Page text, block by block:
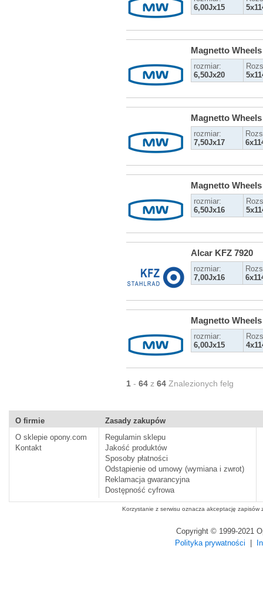
6,00Jx15
Magnetto
rozmiar:
6,50Jx20
Magnetto
rozmiar:
7,50Jx17
Magnetto
rozmiar:
6,50Jx16
Alcar KFZ 7920
rozmiar:
7,00Jx16
Magnetto
rozmiar:
6,00Jx15
1 - 64 z 64 Znalezionych felg
O firmie
O sklepie opony.com
Kontakt
Zasady zakupów
Regulamin sklepu
Jakość produktów
Sposoby płatności
Odstąpienie od umowy (wymiana i zwrot)
Reklamacja gwarancyjna
Dostępność cyfrowa
Korzystanie z serwisu oznacza akceptację zapisów
Copyright © 1999-2021
Polityka prywatności